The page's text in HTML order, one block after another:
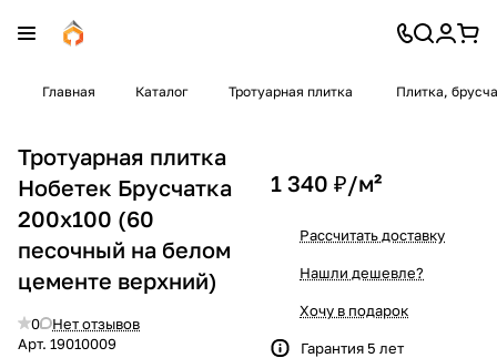
Главная Каталог Тротуарная плитка Плитка,
Тротуарная плитка
Нобетек Брусчатка
200х100 (60
песочный на белом
цементе верхний)
0
Нет отзывов
Арт. 19010009
1 340 ₽/м²
Рассчитать доставку
Нашли дешевле?
Хочу в подарок
Гарантия 5 лет